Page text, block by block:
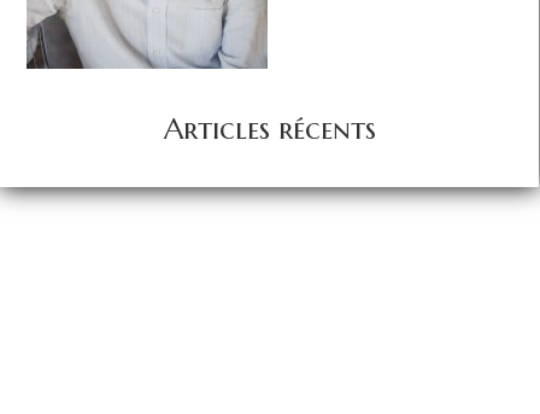
Articles récents